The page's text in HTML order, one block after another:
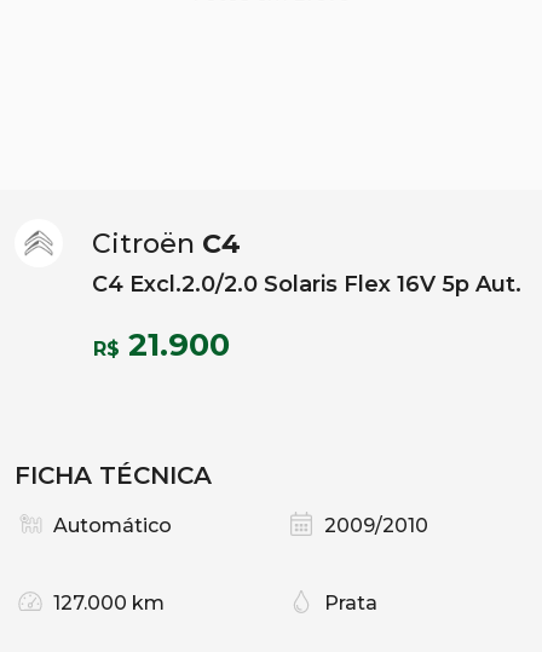
Citroën C4
C4 Excl.2.0/2.0 Solaris Flex 16V 5p Aut.
R$ 21.900
FICHA TÉCNICA
Automático 2009/2010
127.000 km Prata